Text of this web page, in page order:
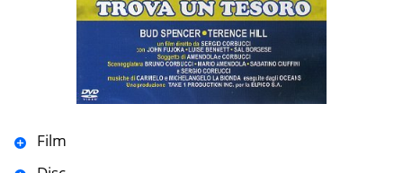
Film